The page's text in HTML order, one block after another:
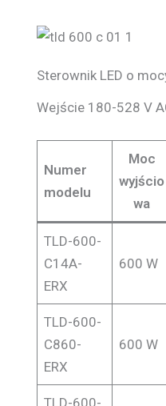
Sterownik LED o
Wejście 180-528 V
Numer
modelu
Moc
wyjścio
wa
TLD-600-
C14A-
ERX
600 W
TLD-600-
C860-
ERX
600 W
TLD-600-